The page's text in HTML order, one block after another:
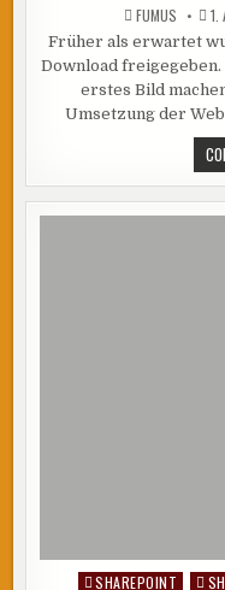
FUMUS 1.
Früher als erwartet
Download
erstes Bild
Umsetzung der
Posted
SHAREPOINT